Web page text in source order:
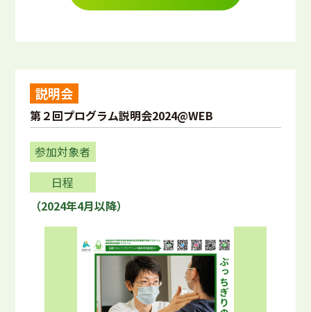
説明会
第２回プログラム説明会2024@WEB
参加対象者
日程
（2024年4月以降）